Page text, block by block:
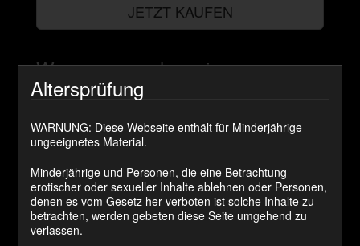
JETZT KAUFEN
Wenn man mal so ein paar
Monate keine Kontrolle mehr über
seine Männlichkeit hatte,
schwindet die wiederwehr. Sei der
Befehl auch noch so verrückt!
Der Sklave hier durfte in den
Genuss meiner Keuschheits
Erziehung kommen und wird von
mir fach gerecht betreut. Wann
Altersprüfung
WARNUNG: Diese Webseite enthält für Minderjährige
ungeeignetes Material.
Minderjährige und Personen, die eine Betrachtung
erotischer oder sexueller Inhalte ablehnen oder Personen,
denen es vom Gesetz her verboten ist solche Inhalte zu
betrachten, werden gebeten diese Seite umgehend zu
verlassen.